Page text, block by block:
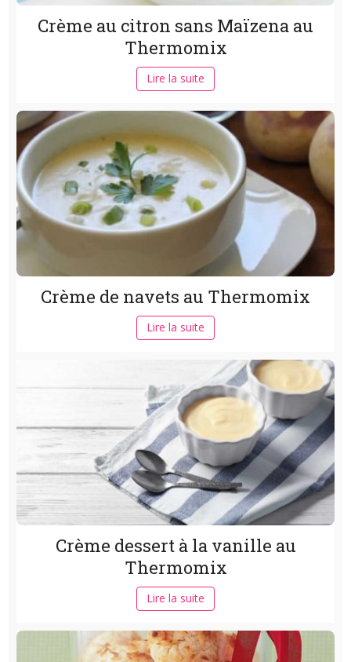
Crème au citron sans Maïzena au
Thermomix
Lire la suite
Crème de navets au Thermomix
Lire la suite
Crème dessert à la vanille au
Thermomix
Lire la suite